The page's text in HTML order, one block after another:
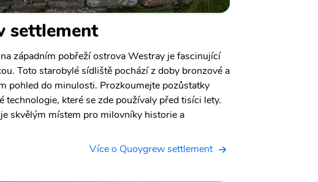
settlement
západním pobřeží ostrova Westray je fascinující
Toto starobylé sídliště pochází z doby bronzové a
pohled do minulosti. Prozkoumejte pozůstatky
technologie, které se zde používaly před tisíci lety.
skvělým místem pro milovníky historie a
Více o Quoygrew settlement